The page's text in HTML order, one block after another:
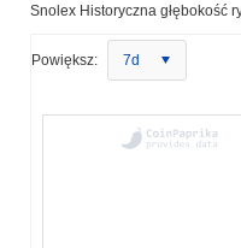
Snolex Historyczna głębokość
Powiększ: 7d